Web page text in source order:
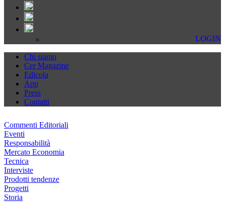
LOGIN
Chi siamo
Cer Magazine
Edicola
App
Press
Contatti
Commenti Editoriali
Eventi
Responsabilità
Mercato Economia
Tecnica
Interviste
Prodotti tendenze
Progetti
Storia